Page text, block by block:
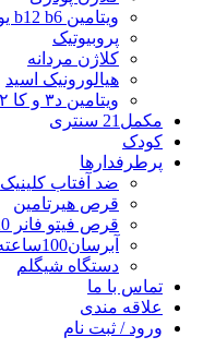
ویتامین b12 b6 یوتئوری
پروبیوتیک
کلاژن مردانه
هیالورونیک اسید
ویتامین د۳ و کا ۲
مکمل21 سنتری
کودک
پرطرفدارها
ضد آفتاب کلینیک
قرص هیرتامین
قرص فیتو فانر 120 عددی
آبرسان100ساعته کلینیک
دستگاه شیگلم
تماس با ما
علاقه مندی
ورود / ثبت نام